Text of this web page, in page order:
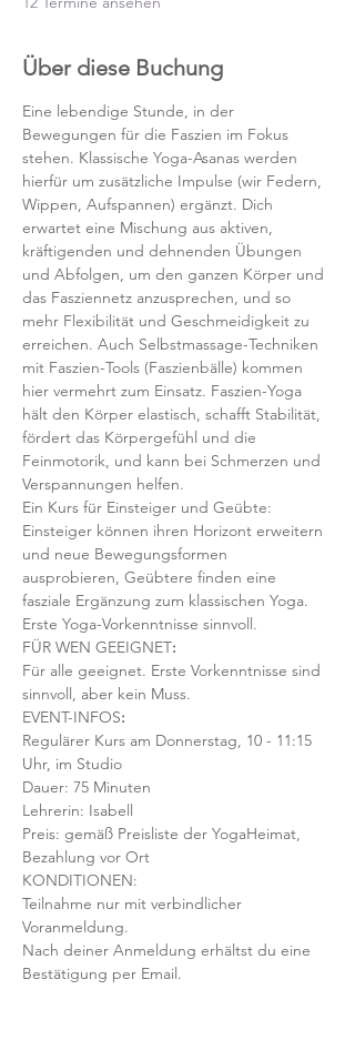
Über diese Buchung
Eine lebendige Stunde, in der
Bewegungen für die Faszien im Fokus
stehen. Klassische Yoga-Asanas werden
hierfür um zusätzliche Impulse (wir Federn,
Wippen, Aufspannen) ergänzt. Dich
erwartet eine Mischung aus aktiven,
kräftigenden und dehnenden Übungen
und Abfolgen, um den ganzen Körper und
das Fasziennetz anzusprechen, und so
mehr Flexibilität und Geschmeidigkeit zu
erreichen. Auch Selbstmassage-Techniken
mit Faszien-Tools (Faszienbälle) kommen
hier vermehrt zum Einsatz. Faszien-Yoga
hält den Körper elastisch, schafft Stabilität,
fördert das Körpergefühl und die
Feinmotorik, und kann bei Schmerzen und
Verspannungen helfen.
Ein Kurs für Einsteiger und Geübte:
Einsteiger können ihren Horizont erweitern
und neue Bewegungsformen
ausprobieren, Geübtere finden eine
fasziale Ergänzung zum klassischen Yoga.
Erste Yoga-Vorkenntnisse sinnvoll.
FÜR WEN GEEIGNET:
Für alle geeignet. Erste Vorkenntnisse sind
sinnvoll, aber kein Muss.
EVENT-INFOS:
Regulärer Kurs am Donnerstag, 10 - 11:15
Uhr, im Studio
Dauer: 75 Minuten
Lehrerin: Isabell
Preis: gemäß Preisliste der YogaHeimat,
Bezahlung vor Ort
KONDITIONEN:
Teilnahme nur mit verbindlicher
Voranmeldung.
Nach deiner Anmeldung erhältst du eine
Bestätigung per Email.